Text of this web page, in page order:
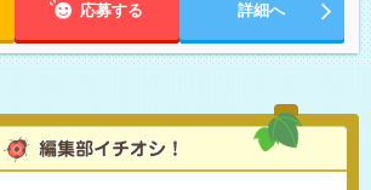
応募する 詳細へ